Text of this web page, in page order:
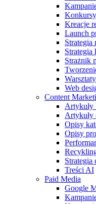
Kreacje
Launch
Strategia
Strażnik
Web
Content
Artykuły
Artykuły
Opisy
Opisy
Strategia
Treści AI
Paid Media
Google